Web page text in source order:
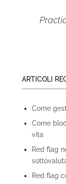
ARTICOLI
Come
Come
vita
Red flag
Red flag